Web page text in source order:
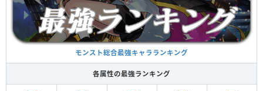
モンスト総合最強キャラランキング
各属性の最強ランキング